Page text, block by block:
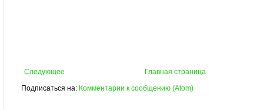
Следующее
Главная страница
Подписаться на: Комментарии к сообщению (Atom)